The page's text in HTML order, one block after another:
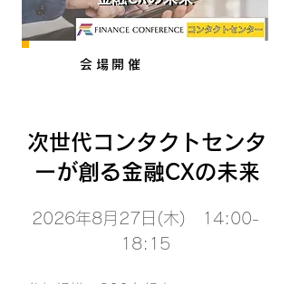
会場開催
次世代コンタクトセンタ
ーが創る金融CXの未来
2026年8月27日(木) 14:00-
18:15